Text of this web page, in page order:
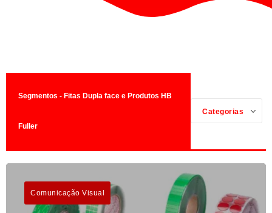
Segmentos - Fitas Dupla face e Produtos HB
Fuller
Categorias
Comunicação Visual